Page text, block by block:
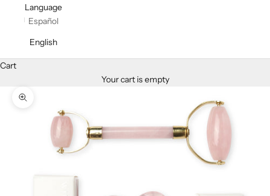
Language
Español
English
Cart
Your cart is empty
Zoom picture